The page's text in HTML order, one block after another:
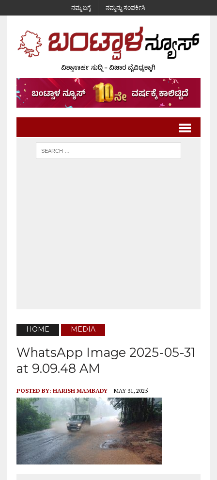
ನಮ್ಮ ಬಗ್ಗೆ ನಮ್ಮನ್ನು ಸಂಪರ್ಕಿಸಿ
HOME MEDIA
WhatsApp Image 2025-05-31
at 9.09.48 AM
POSTED BY: HARISH MAMBADY MAY 31, 2025